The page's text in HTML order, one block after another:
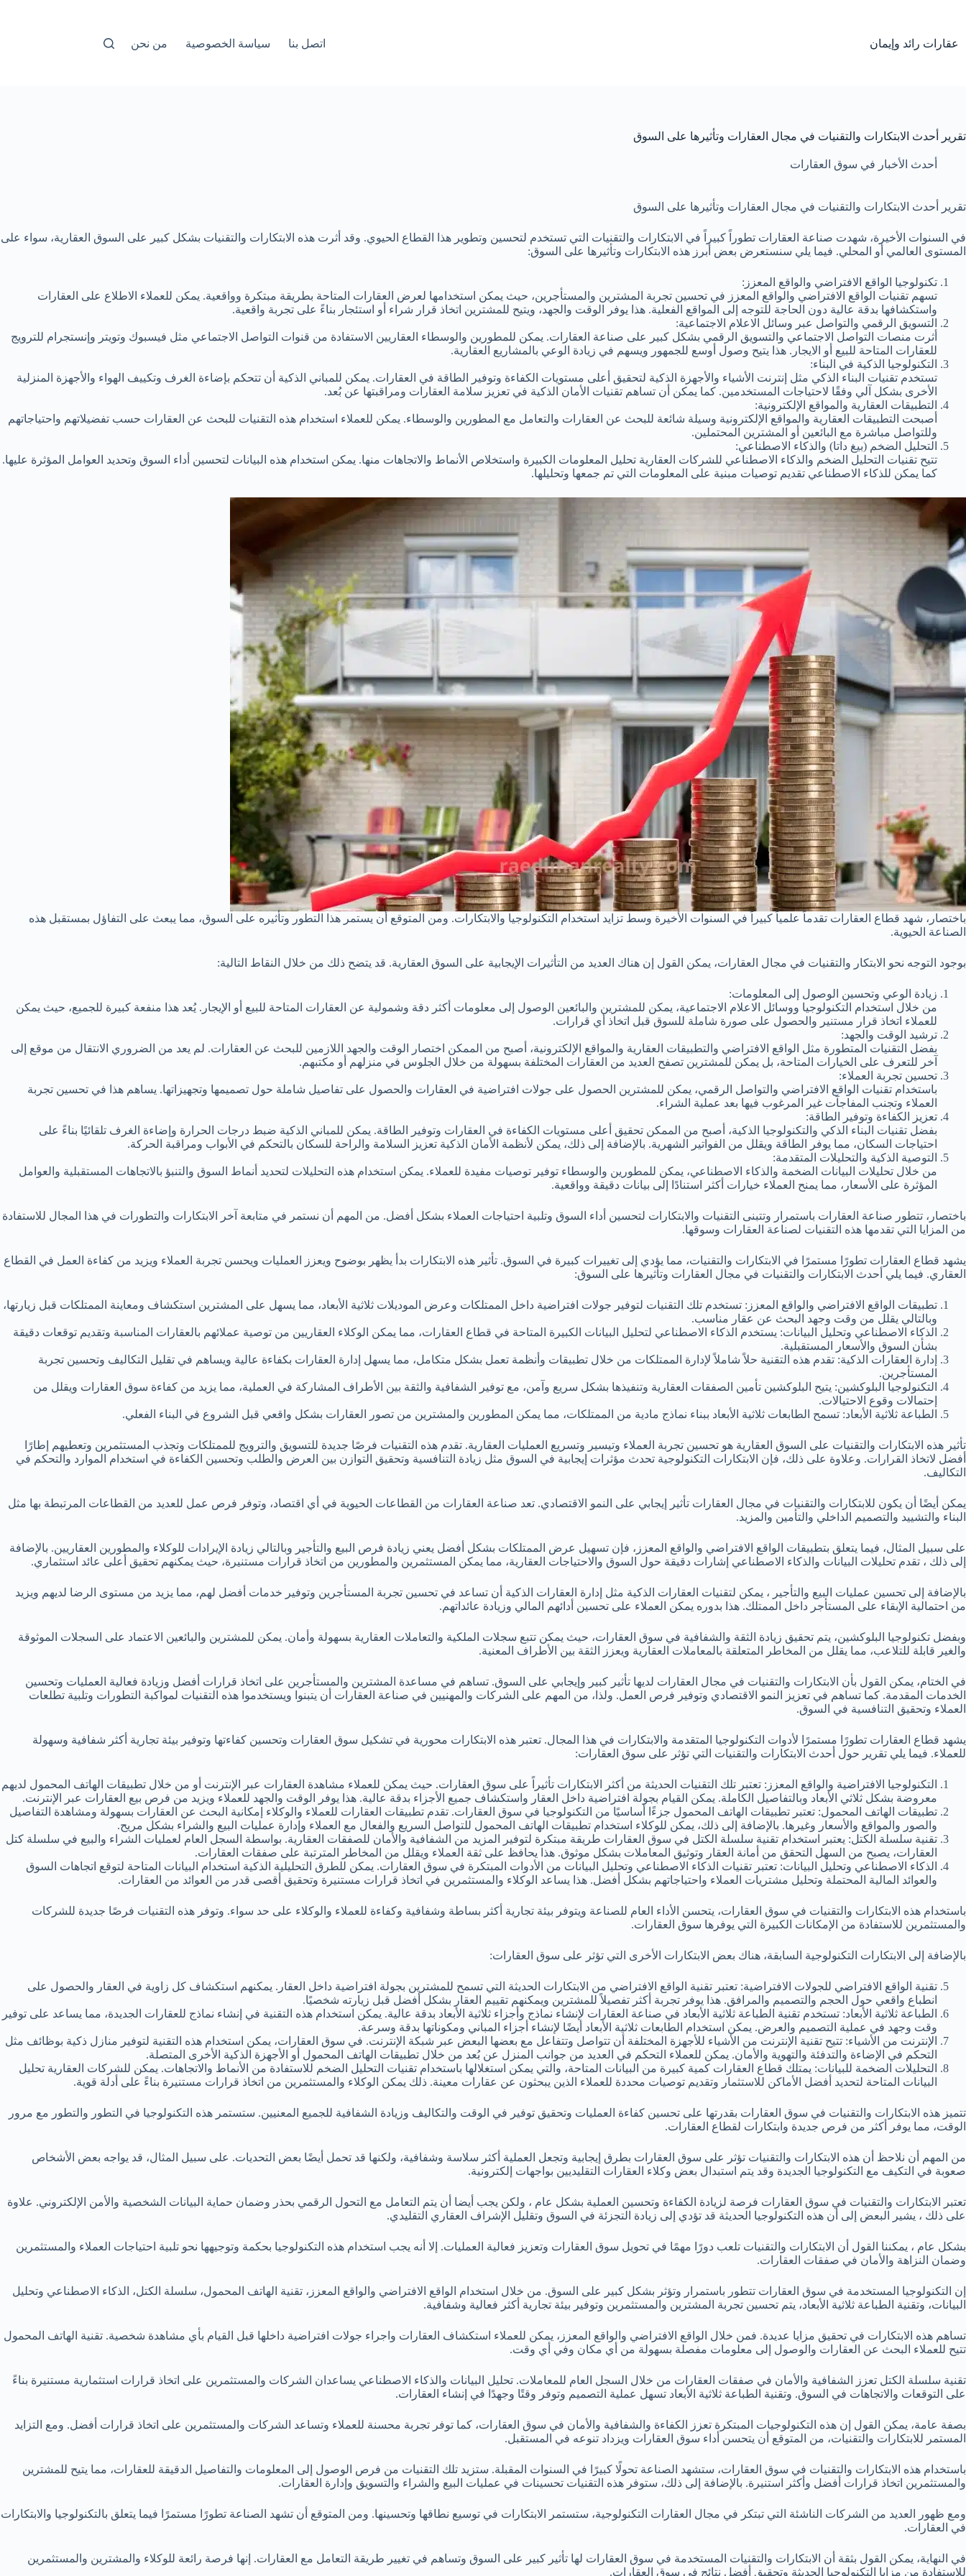
عقارات رائد وإيمان اتصل بنا سياسة الخصوصية من نحن
تقرير أحدث الابتكارات والتقنيات في مجال العقارات وتأثيرها على السوق
أحدث الأخبار في سوق العقارات
تقرير أحدث الابتكارات والتقنيات في مجال العقارات وتأثيرها على السوق
في السنوات الأخيرة، شهدت صناعة العقارات تطوراً كبيراً في الابتكارات والتقنيات التي تستخدم لتحسين وتطوير هذا القطاع الحيوي. وقد أثرت هذه الابتكارات والتقنيات بشكل كبير على السوق العقارية، سواء على
المستوى العالمي أو المحلي. فيما يلي سنستعرض بعض أبرز هذه الابتكارات وتأثيرها على السوق:
تكنولوجيا الواقع الافتراضي والواقع المعزز:
تسهم تقنيات الواقع الافتراضي والواقع المعزز في تحسين تجربة المشترين والمستأجرين، حيث يمكن استخدامها لعرض العقارات المتاحة بطريقة مبتكرة وواقعية. يمكن للعملاء الاطلاع على العقارات
واستكشافها بدقة عالية دون الحاجة للتوجه إلى المواقع الفعلية. هذا يوفر الوقت والجهد، ويتيح للمشترين اتخاذ قرار شراء أو استئجار بناءً على تجربة واقعية.
التسويق الرقمي والتواصل عبر وسائل الاعلام الاجتماعية:
أثرت منصات التواصل الاجتماعي والتسويق الرقمي بشكل كبير على صناعة العقارات. يمكن للمطورين والوسطاء العقاريين الاستفادة من قنوات التواصل الاجتماعي مثل فيسبوك وتويتر وإنستجرام للترويج
للعقارات المتاحة للبيع أو الايجار. هذا يتيح وصول أوسع للجمهور ويسهم في زيادة الوعي بالمشاريع العقارية.
التكنولوجيا الذكية في البناء:
تستخدم تقنيات البناء الذكي مثل إنترنت الأشياء والأجهزة الذكية لتحقيق أعلى مستويات الكفاءة وتوفير الطاقة في العقارات. يمكن للمباني الذكية أن تتحكم بإضاءة الغرف وتكييف الهواء والأجهزة المنزلية
الأخرى بشكل آلي وفقًا لاحتياجات المستخدمين. كما يمكن أن تساهم تقنيات الأمان الذكية في تعزيز سلامة العقارات ومراقبتها عن بُعد.
التطبيقات العقارية والمواقع الإلكترونية:
أصبحت التطبيقات العقارية والمواقع الإلكترونية وسيلة شائعة للبحث عن العقارات والتعامل مع المطورين والوسطاء. يمكن للعملاء استخدام هذه التقنيات للبحث عن العقارات حسب تفضيلاتهم واحتياجاتهم
وللتواصل مباشرة مع البائعين أو المشترين المحتملين.
التحليل الضخم (بيغ داتا) والذكاء الاصطناعي:
تتيح تقنيات التحليل الضخم والذكاء الاصطناعي للشركات العقارية تحليل المعلومات الكبيرة واستخلاص الأنماط والاتجاهات منها. يمكن استخدام هذه البيانات لتحسين أداء السوق وتحديد العوامل المؤثرة عليها.
كما يمكن للذكاء الاصطناعي تقديم توصيات مبنية على المعلومات التي تم جمعها وتحليلها.
باختصار، شهد قطاع العقارات تقدماً علمياً كبيراً في السنوات الأخيرة وسط تزايد استخدام التكنولوجيا والابتكارات. ومن المتوقع أن يستمر هذا التطور وتأثيره على السوق، مما يبعث على التفاؤل بمستقبل هذه
الصناعة الحيوية.
بوجود التوجه نحو الابتكار والتقنيات في مجال العقارات، يمكن القول إن هناك العديد من التأثيرات الإيجابية على السوق العقارية. قد يتضح ذلك من خلال النقاط التالية:
زيادة الوعي وتحسين الوصول إلى المعلومات:
من خلال استخدام التكنولوجيا ووسائل الاعلام الاجتماعية، يمكن للمشترين والبائعين الوصول إلى معلومات أكثر دقة وشمولية عن العقارات المتاحة للبيع أو الإيجار. يُعد هذا منفعة كبيرة للجميع، حيث يمكن
للعملاء اتخاذ قرار مستنير والحصول على صورة شاملة للسوق قبل اتخاذ أي قرارات.
ترشيد الوقت والجهد:
بفضل التقنيات المتطورة مثل الواقع الافتراضي والتطبيقات العقارية والمواقع الإلكترونية، أصبح من الممكن اختصار الوقت والجهد اللازمين للبحث عن العقارات. لم يعد من الضروري الانتقال من موقع إلى
آخر للتعرف على الخيارات المتاحة، بل يمكن للمشترين تصفح العديد من العقارات المختلفة بسهولة من خلال الجلوس في منزلهم أو مكتبهم.
تحسين تجربة العملاء:
باستخدام تقنيات الواقع الافتراضي والتواصل الرقمي، يمكن للمشترين الحصول على جولات افتراضية في العقارات والحصول على تفاصيل شاملة حول تصميمها وتجهيزاتها. يساهم هذا في تحسين تجربة
العملاء وتجنب المفاجآت غير المرغوب فيها بعد عملية الشراء.
تعزيز الكفاءة وتوفير الطاقة:
بفضل تقنيات البناء الذكي والتكنولوجيا الذكية، أصبح من الممكن تحقيق أعلى مستويات الكفاءة في العقارات وتوفير الطاقة. يمكن للمباني الذكية ضبط درجات الحرارة وإضاءة الغرف تلقائيًا بناءً على
احتياجات السكان، مما يوفر الطاقة ويقلل من الفواتير الشهرية. بالإضافة إلى ذلك، يمكن لأنظمة الأمان الذكية تعزيز السلامة والراحة للسكان بالتحكم في الأبواب ومراقبة الحركة.
التوصية الذكية والتحليلات المتقدمة:
من خلال تحليلات البيانات الضخمة والذكاء الاصطناعي، يمكن للمطورين والوسطاء توفير توصيات مفيدة للعملاء. يمكن استخدام هذه التحليلات لتحديد أنماط السوق والتنبؤ بالاتجاهات المستقبلية والعوامل
المؤثرة على الأسعار، مما يمنح العملاء خيارات أكثر استنادًا إلى بيانات دقيقة وواقعية.
باختصار، تتطور صناعة العقارات باستمرار وتتبنى التقنيات والابتكارات لتحسين أداء السوق وتلبية احتياجات العملاء بشكل أفضل. من المهم أن نستمر في متابعة آخر الابتكارات والتطورات في هذا المجال للاستفادة
من المزايا التي تقدمها هذه التقنيات لصناعة العقارات وسوقها.
يشهد قطاع العقارات تطورًا مستمرًا في الابتكارات والتقنيات، مما يؤدي إلى تغييرات كبيرة في السوق. تأثير هذه الابتكارات بدأ يظهر بوضوح ويعزز العمليات ويحسن تجربة العملاء ويزيد من كفاءة العمل في القطاع
العقاري. فيما يلي أحدث الابتكارات والتقنيات في مجال العقارات وتأثيرها على السوق:
تطبيقات الواقع الافتراضي والواقع المعزز: تستخدم تلك التقنيات لتوفير جولات افتراضية داخل الممتلكات وعرض الموديلات ثلاثية الأبعاد، مما يسهل على المشترين استكشاف ومعاينة الممتلكات قبل زيارتها،
وبالتالي يقلل من وقت وجهد البحث عن عقار مناسب.
الذكاء الاصطناعي وتحليل البيانات: يستخدم الذكاء الاصطناعي لتحليل البيانات الكبيرة المتاحة في قطاع العقارات، مما يمكن الوكلاء العقاريين من توصية عملائهم بالعقارات المناسبة وتقديم توقعات دقيقة
بشأن السوق والأسعار المستقبلية.
إدارة العقارات الذكية: تقدم هذه التقنية حلاً شاملاً لإدارة الممتلكات من خلال تطبيقات وأنظمة تعمل بشكل متكامل، مما يسهل إدارة العقارات بكفاءة عالية ويساهم في تقليل التكاليف وتحسين تجربة
المستأجرين.
التكنولوجيا البلوكشين: يتيح البلوكشين تأمين الصفقات العقارية وتنفيذها بشكل سريع وآمن، مع توفير الشفافية والثقة بين الأطراف المشاركة في العملية، مما يزيد من كفاءة سوق العقارات ويقلل من
إحتمالات وقوع الاحتيالات.
الطباعة ثلاثية الأبعاد: تسمح الطابعات ثلاثية الأبعاد ببناء نماذج مادية من الممتلكات، مما يمكن المطورين والمشترين من تصور العقارات بشكل واقعي قبل الشروع في البناء الفعلي.
تأثير هذه الابتكارات والتقنيات على السوق العقارية هو تحسين تجربة العملاء وتيسير وتسريع العمليات العقارية. تقدم هذه التقنيات فرصًا جديدة للتسويق والترويج للممتلكات وتجذب المستثمرين وتعطيهم إطارًا
أفضل لاتخاذ القرارات. وعلاوة على ذلك، فإن الابتكارات التكنولوجية تحدث مؤثرات إيجابية في السوق مثل زيادة التنافسية وتحقيق التوازن بين العرض والطلب وتحسين الكفاءة في استخدام الموارد والتحكم في
التكاليف.
يمكن أيضًا أن يكون للابتكارات والتقنيات في مجال العقارات تأثير إيجابي على النمو الاقتصادي. تعد صناعة العقارات من القطاعات الحيوية في أي اقتصاد، وتوفر فرص عمل للعديد من القطاعات المرتبطة بها مثل
البناء والتشييد والتصميم الداخلي والتأمين والمزيد.
على سبيل المثال، فيما يتعلق بتطبيقات الواقع الافتراضي والواقع المعزز، فإن تسهيل عرض الممتلكات بشكل أفضل يعني زيادة فرص البيع والتأجير وبالتالي زيادة الإيرادات للوكلاء والمطورين العقاريين. بالإضافة
إلى ذلك ، تقدم تحليلات البيانات والذكاء الاصطناعي إشارات دقيقة حول السوق والاحتياجات العقارية، مما يمكن المستثمرين والمطورين من اتخاذ قرارات مستنيرة، حيث يمكنهم تحقيق أعلى عائد استثماري.
بالإضافة إلى تحسين عمليات البيع والتأجير ، يمكن لتقنيات العقارات الذكية مثل إدارة العقارات الذكية أن تساعد في تحسين تجربة المستأجرين وتوفير خدمات أفضل لهم، مما يزيد من مستوى الرضا لديهم ويزيد
من احتمالية الإبقاء على المستأجر داخل الممتلك. هذا بدوره يمكن العملاء على تحسين أدائهم المالي وزيادة عائداتهم.
وبفضل تكنولوجيا البلوكشين، يتم تحقيق زيادة الثقة والشفافية في سوق العقارات، حيث يمكن تتبع سجلات الملكية والتعاملات العقارية بسهولة وأمان. يمكن للمشترين والبائعين الاعتماد على السجلات الموثوقة
والغير قابلة للتلاعب، مما يقلل من المخاطر المتعلقة بالمعاملات العقارية ويعزز الثقة بين الأطراف المعنية.
في الختام، يمكن القول بأن الابتكارات والتقنيات في مجال العقارات لديها تأثير كبير وإيجابي على السوق. تساهم في مساعدة المشترين والمستأجرين على اتخاذ قرارات أفضل وزيادة فعالية العمليات وتحسين
الخدمات المقدمة. كما تساهم في تعزيز النمو الاقتصادي وتوفير فرص العمل. ولذا، من المهم على الشركات والمهنيين في صناعة العقارات أن يتبنوا ويستخدموا هذه التقنيات لمواكبة التطورات وتلبية تطلعات
العملاء وتحقيق التنافسية في السوق.
يشهد قطاع العقارات تطورًا مستمرًا لأدوات التكنولوجيا المتقدمة والابتكارات في هذا المجال. تعتبر هذه الابتكارات محورية في تشكيل سوق العقارات وتحسين كفاءتها وتوفير بيئة تجارية أكثر شفافية وسهولة
للعملاء. فيما يلي تقرير حول أحدث الابتكارات والتقنيات التي تؤثر على سوق العقارات:
التكنولوجيا الافتراضية والواقع المعزز: تعتبر تلك التقنيات الحديثة من أكثر الابتكارات تأثيراً على سوق العقارات. حيث يمكن للعملاء مشاهدة العقارات عبر الإنترنت أو من خلال تطبيقات الهاتف المحمول لديهم
معروضة بشكل ثلاثي الأبعاد وبالتفاصيل الكاملة. يمكن القيام بجولة افتراضية داخل العقار واستكشاف جميع الأجزاء بدقة عالية. هذا يوفر الوقت والجهد للعملاء ويزيد من فرص بيع العقارات عبر الإنترنت.
تطبيقات الهاتف المحمول: تعتبر تطبيقات الهاتف المحمول جزءًا أساسيًا من التكنولوجيا في سوق العقارات. تقدم تطبيقات العقارات للعملاء والوكلاء إمكانية البحث عن العقارات بسهولة ومشاهدة التفاصيل
والصور والمواقع والأسعار وغيرها. بالإضافة إلى ذلك، يمكن للوكلاء استخدام تطبيقات الهاتف المحمول للتواصل السريع والفعال مع العملاء وإدارة عمليات البيع والشراء بشكل مريح.
تقنية سلسلة الكتل: يعتبر استخدام تقنية سلسلة الكتل في سوق العقارات طريقة مبتكرة لتوفير المزيد من الشفافية والأمان للصفقات العقارية. بواسطة السجل العام لعمليات الشراء والبيع في سلسلة كتل
العقارات، يصبح من السهل التحقق من أمانة العقار وتوثيق المعاملات بشكل موثوق. هذا يحافظ على ثقة العملاء ويقلل من المخاطر المترتبة على صفقات العقارات.
الذكاء الاصطناعي وتحليل البيانات: تعتبر تقنيات الذكاء الاصطناعي وتحليل البيانات من الأدوات المبتكرة في سوق العقارات. يمكن للطرق التحليلية الذكية استخدام البيانات المتاحة لتوقع اتجاهات السوق
والعوائد المالية المحتملة وتحليل مشتريات العملاء واحتياجاتهم بشكل أفضل. هذا يساعد الوكلاء والمستثمرين في اتخاذ قرارات مستنيرة وتحقيق أقصى قدر من العوائد من العقارات.
باستخدام هذه الابتكارات والتقنيات في سوق العقارات، يتحسن الأداء العام للصناعة ويتوفر بيئة تجارية أكثر بساطة وشفافية وكفاءة للعملاء والوكلاء على حد سواء. وتوفر هذه التقنيات فرصًا جديدة للشركات
والمستثمرين للاستفادة من الإمكانات الكبيرة التي يوفرها سوق العقارات.
بالإضافة إلى الابتكارات التكنولوجية السابقة، هناك بعض الابتكارات الأخرى التي تؤثر على سوق العقارات:
تقنية الواقع الافتراضي للجولات الافتراضية: تعتبر تقنية الواقع الافتراضي من الابتكارات الحديثة التي تسمح للمشترين بجولة افتراضية داخل العقار. يمكنهم استكشاف كل زاوية في العقار والحصول على
انطباع واقعي حول الحجم والتصميم والمرافق. هذا يوفر تجربة أكثر تفصيلاً للمشترين ويمكنهم تقييم العقار بشكل أفضل قبل زيارته شخصيًا.
الطباعة ثلاثية الأبعاد: تستخدم تقنية الطباعة ثلاثية الأبعاد في صناعة العقارات لإنشاء نماذج وأجزاء ثلاثية الأبعاد بدقة عالية. يمكن استخدام هذه التقنية في إنشاء نماذج للعقارات الجديدة، مما يساعد على توفير
وقت وجهد في عملية التصميم والعرض. يمكن استخدام الطابعات ثلاثية الأبعاد أيضًا لإنشاء أجزاء المباني ومكوناتها بدقة وسرعة.
الإنترنت من الأشياء: تتيح تقنية الإنترنت من الأشياء للأجهزة المختلفة أن تتواصل وتتفاعل مع بعضها البعض عبر شبكة الإنترنت. في سوق العقارات، يمكن استخدام هذه التقنية لتوفير منازل ذكية بوظائف مثل
التحكم في الإضاءة والتدفئة والتهوية والأمان. يمكن للعملاء التحكم في العديد من جوانب المنزل عن بُعد من خلال تطبيقات الهاتف المحمول أو الأجهزة الذكية الأخرى المتصلة.
التحليلات الضخمة للبيانات: يمتلك قطاع العقارات كمية كبيرة من البيانات المتاحة، والتي يمكن استغلالها باستخدام تقنيات التحليل الضخم للاستفادة من الأنماط والاتجاهات. يمكن للشركات العقارية تحليل
البيانات المتاحة لتحديد أفضل الأماكن للاستثمار وتقديم توصيات محددة للعملاء الذين يبحثون عن عقارات معينة. ذلك يمكن الوكلاء والمستثمرين من اتخاذ قرارات مستنيرة بناءً على أدلة قوية.
تتميز هذه الابتكارات والتقنيات في سوق العقارات بقدرتها على تحسين كفاءة العمليات وتحقيق توفير في الوقت والتكاليف وزيادة الشفافية للجميع المعنيين. ستستمر هذه التكنولوجيا في التطور والتطور مع مرور
الوقت، مما يوفر أكثر من فرص جديدة وابتكارات لقطاع العقارات.
من المهم أن نلاحظ أن هذه الابتكارات والتقنيات تؤثر على سوق العقارات بطرق إيجابية وتجعل العملية أكثر سلاسة وشفافية، ولكنها قد تحمل أيضًا بعض التحديات. على سبيل المثال، قد يواجه بعض الأشخاص
صعوبة في التكيف مع التكنولوجيا الجديدة وقد يتم استبدال بعض وكلاء العقارات التقليديين بواجهات إلكترونية.
تعتبر الابتكارات والتقنيات في سوق العقارات فرصة لزيادة الكفاءة وتحسين العملية بشكل عام ، ولكن يجب أيضا أن يتم التعامل مع التحول الرقمي بحذر وضمان حماية البيانات الشخصية والأمن الإلكتروني. علاوة
على ذلك ، يشير البعض إلى أن هذه التكنولوجيا الحديثة قد تؤدي إلى زيادة التجزئة في السوق وتقليل الإشراف العقاري التقليدي.
بشكل عام ، يمكننا القول أن الابتكارات والتقنيات تلعب دورًا مهمًا في تحويل سوق العقارات وتعزيز فعالية العمليات. إلا أنه يجب استخدام هذه التكنولوجيا بحكمة وتوجيهها نحو تلبية احتياجات العملاء والمستثمرين
وضمان النزاهة والأمان في صفقات العقارات.
إن التكنولوجيا المستخدمة في سوق العقارات تتطور باستمرار وتؤثر بشكل كبير على السوق. من خلال استخدام الواقع الافتراضي والواقع المعزز، تقنية الهاتف المحمول، سلسلة الكتل، الذكاء الاصطناعي وتحليل
البيانات، وتقنية الطباعة ثلاثية الأبعاد، يتم تحسين تجربة المشترين والمستثمرين وتوفير بيئة تجارية أكثر فعالية وشفافية.
تساهم هذه الابتكارات في تحقيق مزايا عديدة. فمن خلال الواقع الافتراضي والواقع المعزز، يمكن للعملاء استكشاف العقارات واجراء جولات افتراضية داخلها قبل القيام بأي مشاهدة شخصية. تقنية الهاتف المحمول
تتيح للعملاء البحث عن العقارات والوصول إلى معلومات مفصلة بسهولة من أي مكان وفي أي وقت.
تقنية سلسلة الكتل تعزز الشفافية والأمان في صفقات العقارات من خلال السجل العام للمعاملات. تحليل البيانات والذكاء الاصطناعي يساعدان الشركات والمستثمرين على اتخاذ قرارات استثمارية مستنيرة بناءً
على التوقعات والاتجاهات في السوق. وتقنية الطباعة ثلاثية الأبعاد تسهل عملية التصميم وتوفر وقتًا وجهدًا في إنشاء العقارات.
بصفة عامة، يمكن القول إن هذه التكنولوجيات المبتكرة تعزز الكفاءة والشفافية والأمان في سوق العقارات، كما توفر تجربة محسنة للعملاء وتساعد الشركات والمستثمرين على اتخاذ قرارات أفضل. ومع التزايد
المستمر للابتكارات والتقنيات، من المتوقع أن يتحسن أداء سوق العقارات ويزداد تنوعه في المستقبل.
باستخدام هذه الابتكارات والتقنيات في سوق العقارات، ستشهد الصناعة تحولًا كبيرًا في السنوات المقبلة. ستزيد تلك التقنيات من فرص الوصول إلى المعلومات والتفاصيل الدقيقة للعقارات، مما يتيح للمشترين
والمستثمرين اتخاذ قرارات أفضل وأكثر استنيرة. بالإضافة إلى ذلك، ستوفر هذه التقنيات تحسينات في عمليات البيع والشراء والتسويق وإدارة العقارات.
ومع ظهور العديد من الشركات الناشئة التي تبتكر في مجال العقارات التكنولوجية، ستستمر الابتكارات في توسيع نطاقها وتحسينها. ومن المتوقع أن تشهد الصناعة تطورًا مستمرًا فيما يتعلق بالتكنولوجيا والابتكارات
في العقارات.
في النهاية، يمكن القول بثقة أن الابتكارات والتقنيات المستخدمة في سوق العقارات لها تأثير كبير على السوق وتساهم في تغيير طريقة التعامل مع العقارات. إنها فرصة رائعة للوكلاء والمشترين والمستثمرين
للاستفادة من مزايا التكنولوجيا الحديثة وتحقيق أفضل نتائج في سوق العقارات.